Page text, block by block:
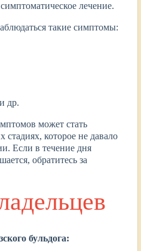
лечение.
такие симптомы:
др.
может стать
которое не давало
Если в течение дня
обратитесь за
бульдога: